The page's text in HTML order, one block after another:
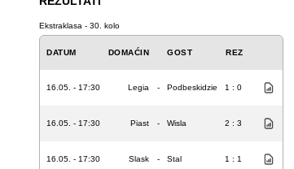
Ekstraklasa - 30. kolo
DATUM DOMAĆIN GOST REZ
16.05. - 17:30 Legia - Podbeskidzie 1 : 0
16.05. - 17:30 Piast - Wisla 2 : 3
16.05. - 17:30 Slask - Stal 1 : 1